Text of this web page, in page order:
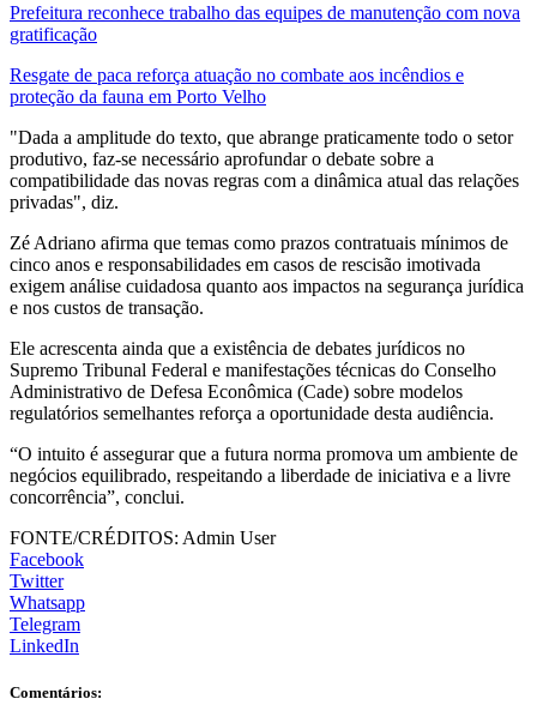
Prefeitura reconhece trabalho das equipes de manutenção com nova
gratificação
Resgate de paca reforça atuação no combate aos incêndios e
proteção da fauna em Porto Velho
"Dada a amplitude do texto, que abrange praticamente todo o setor
produtivo, faz-se necessário aprofundar o debate sobre a
compatibilidade das novas regras com a dinâmica atual das relações
privadas", diz.
Zé Adriano afirma que temas como prazos contratuais mínimos de
cinco anos e responsabilidades em casos de rescisão imotivada
exigem análise cuidadosa quanto aos impactos na segurança jurídica
e nos custos de transação.
Ele acrescenta ainda que a existência de debates jurídicos no
Supremo Tribunal Federal e manifestações técnicas do Conselho
Administrativo de Defesa Econômica (Cade) sobre modelos
regulatórios semelhantes reforça a oportunidade desta audiência.
“O intuito é assegurar que a futura norma promova um ambiente de
negócios equilibrado, respeitando a liberdade de iniciativa e a livre
concorrência”, conclui.
FONTE/CRÉDITOS: Admin User
Facebook
Twitter
Whatsapp
Telegram
LinkedIn
Comentários: